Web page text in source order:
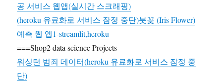
공 서비스 웹앱(실시간 스크래핑)
(heroku 유료화로 서비스 잠정 중단)붓꽃 (Iris Flower)
예측 웹 앱1-streamlit,heroku
===Shop2 data science Projects
워싱턴 범죄 데이터(heroku 유료화로 서비스 잠정 중
단)